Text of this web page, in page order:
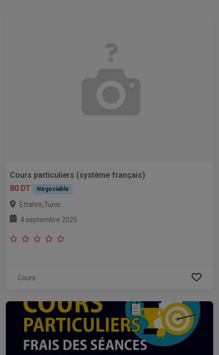
Cours particuliers (système français)
80 DT
Négociable
Ettahrir,Tunis
4 septembre 2025
Cours